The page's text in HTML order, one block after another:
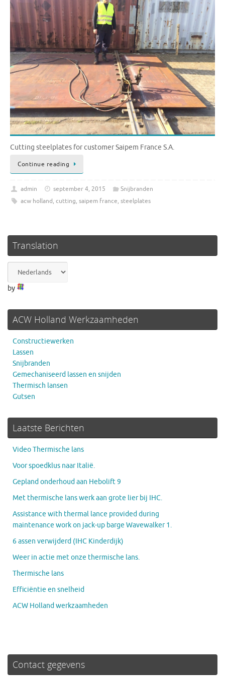
Cutting steelplates for customer Saipem France S.A.
Continue reading
admin september 4, 2015
Snijbranden
acw holland, cutting, saipem france, steelplates
Translation
by
ACW Holland Werkzaamheden
Constructiewerken
Lassen
Snijbranden
Gemechaniseerd lassen en snijden
Thermisch lansen
Gutsen
Laatste Berichten
Video Thermische lans
Voor spoedklus naar Italië.
Gepland onderhoud aan Hebolift 9
Met thermische lans werk aan grote lier bij IHC.
Assistance with thermal lance provided during
maintenance work on jack-up barge Wavewalker 1.
6 assen verwijderd (IHC Kinderdijk)
Weer in actie met onze thermische lans.
Thermische lans
Efficiëntie en snelheid
ACW Holland werkzaamheden
Contact gegevens